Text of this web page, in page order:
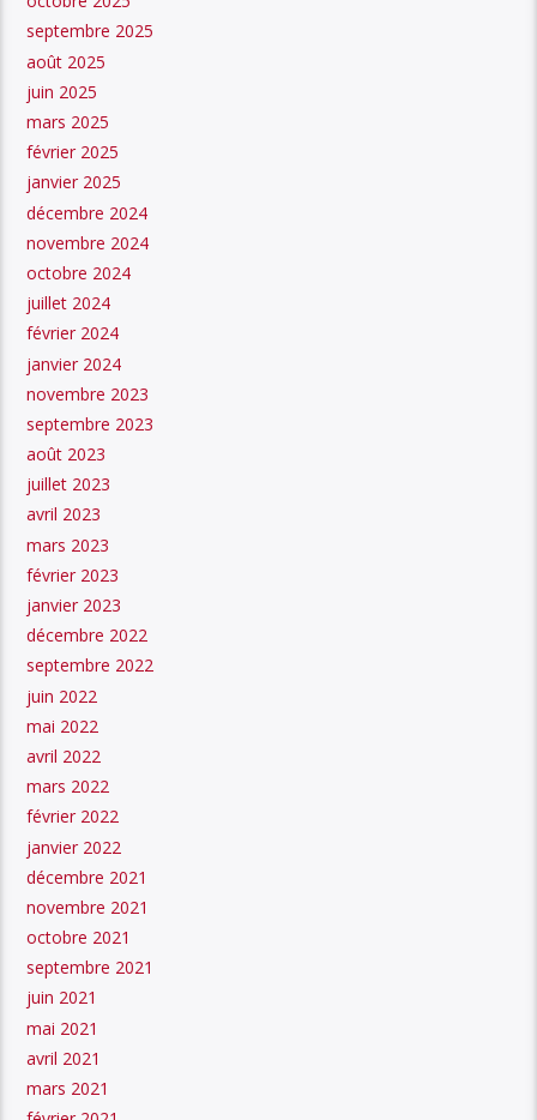
septembre 2025
août 2025
juin 2025
mars 2025
février 2025
janvier 2025
décembre 2024
novembre 2024
octobre 2024
juillet 2024
février 2024
janvier 2024
novembre 2023
septembre 2023
août 2023
juillet 2023
avril 2023
mars 2023
février 2023
janvier 2023
décembre 2022
septembre 2022
juin 2022
mai 2022
avril 2022
mars 2022
février 2022
janvier 2022
décembre 2021
novembre 2021
octobre 2021
septembre 2021
juin 2021
mai 2021
avril 2021
mars 2021